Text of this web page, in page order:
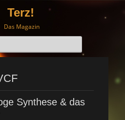
Terz!
Das Magazin
Synthese & das